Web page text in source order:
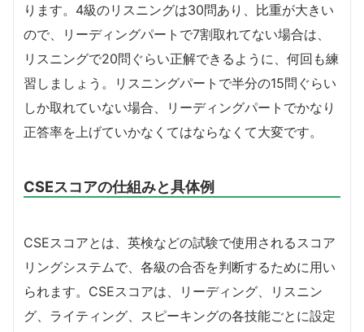
ります。4級のリスニングは30問あり、比重が大きい
ので、リーディングパートで7割取れてない場合は、
リスニングで20問ぐらい正解できるように、何回も練
習しましょう。リスニングパートで半分の15問ぐらい
しか取れていない場合、リーディングパートでかなり
正答率を上げていかなくてはならなくて大変です。
CSEスコアの仕組みと具体例
CSEスコアとは、英検などの試験で使用されるスコア
リングシステムで、各級の合否を判断するために用い
られます。CSEスコアは、リーディング、リスニン
グ、ライティング、スピーキングの各技能ごとに設定